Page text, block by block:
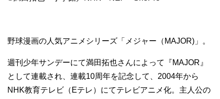
野球漫画の人気アニメシリーズ「メジャー（MAJOR)」。
週刊少年サンデーにて満田拓也さんによって『MAJOR』
として連載され、連載10周年を記念して、2004年から
NHK教育テレビ（Eテレ）にてテレビアニメ化。主人公の